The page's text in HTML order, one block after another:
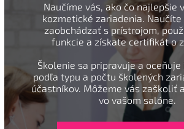
Naučíme vás, ako čo najlepšie
kozmetické zariadenia. Naučíte
zaobchádzať s prístrojom,
funkcie a získate certifikát o
Školenie sa pripravuje a
podľa typu a počtu školených
účastníkov. Môžeme vás zaškoliť
vo vašom salóne.